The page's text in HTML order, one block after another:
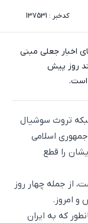
کدخبر : 137531
اخبار جعلی مبنی
روز پیش
است.
شبکه تروث سوشیال
اسلامی
را قطع
از جمله چهار روز
امروز.
که به ایران